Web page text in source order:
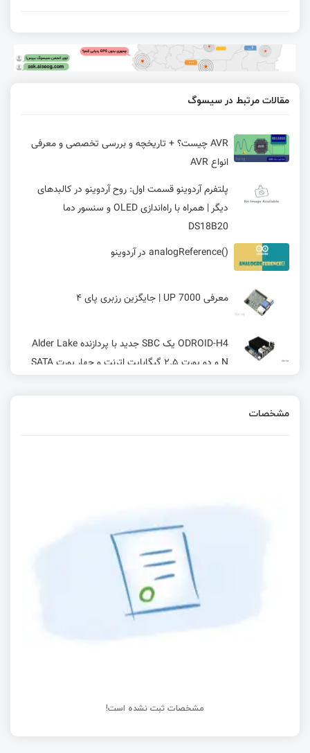
مقالات مرتبط در سیسوگ
AVR چیست؟ + تاریخچه و بررسی تخصصی و معرفی
انواع AVR
پلتفرم آردوینو قسمت اول: روح آردوینو در کالبدهای
دیگر | همراه با راه‌اندازی OLED و سنسور دما
DS18B20
()analogReference در آردوینو
معرفی UP 7000 | جایگزین رزبری پای ۴
ODROID-H4 یک SBC جدید با پردازنده‌ Alder Lake
N و دو پورت ۲.۵ گیگابایت اترنت و چهار پورت SATA
پردازنده‌های DSP چیست؟
مشخصات
مشخصات ثبت نشده است!